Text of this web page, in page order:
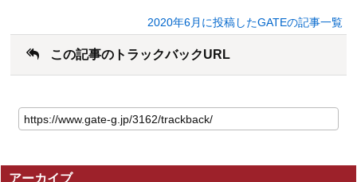
2020年6月に投稿したGATEの記事一覧
この記事のトラックバックURL
の
記
の
ト
アーカイブ